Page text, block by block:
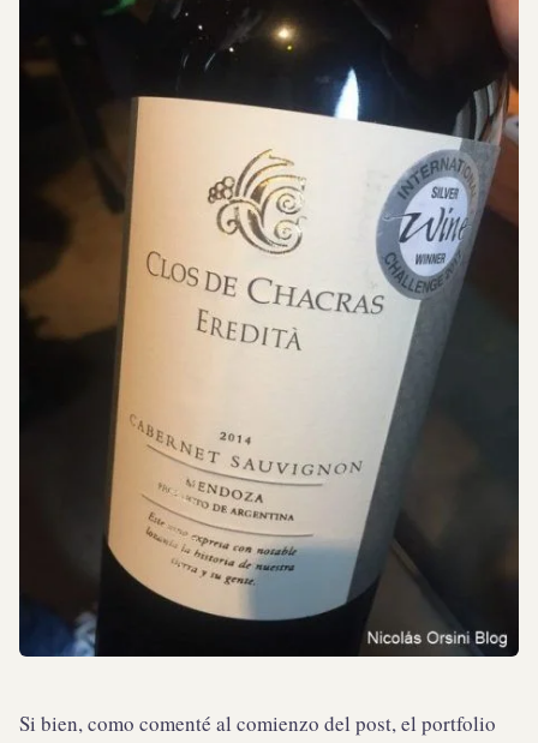
Si bien, como comenté al comienzo del post, el portfolio